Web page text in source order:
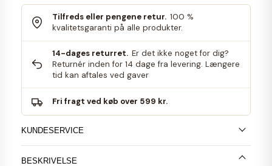
Tilfreds eller pengene retur. 100 %
kvalitetsgaranti på alle produkter.
14-dages returret. Er det ikke noget for dig?
Returnér inden for 14 dage fra levering. Længere
tid kan aftales ved gaver
Fri fragt ved køb over 599 kr.
KUNDESERVICE
BESKRIVELSE